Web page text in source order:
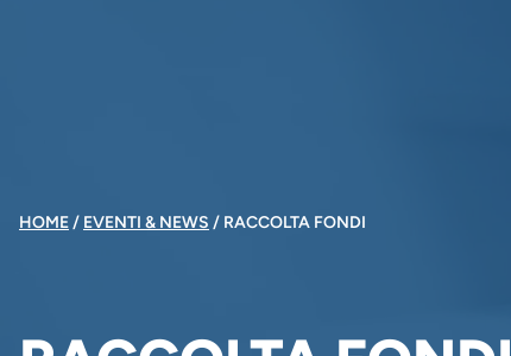
BRICIOLE
HOME EVENTI & NEWS RACCOLTA FONDI